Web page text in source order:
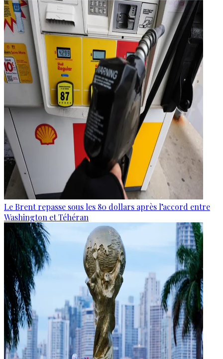
Le Brent repasse sous les 80 dollars après l’accord entre
Washington et Téhéran